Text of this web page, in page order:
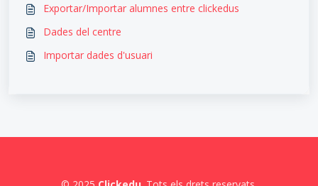
Exportar/Importar alumnes entre clickedus
Dades del centre
Importar dades d'usuari